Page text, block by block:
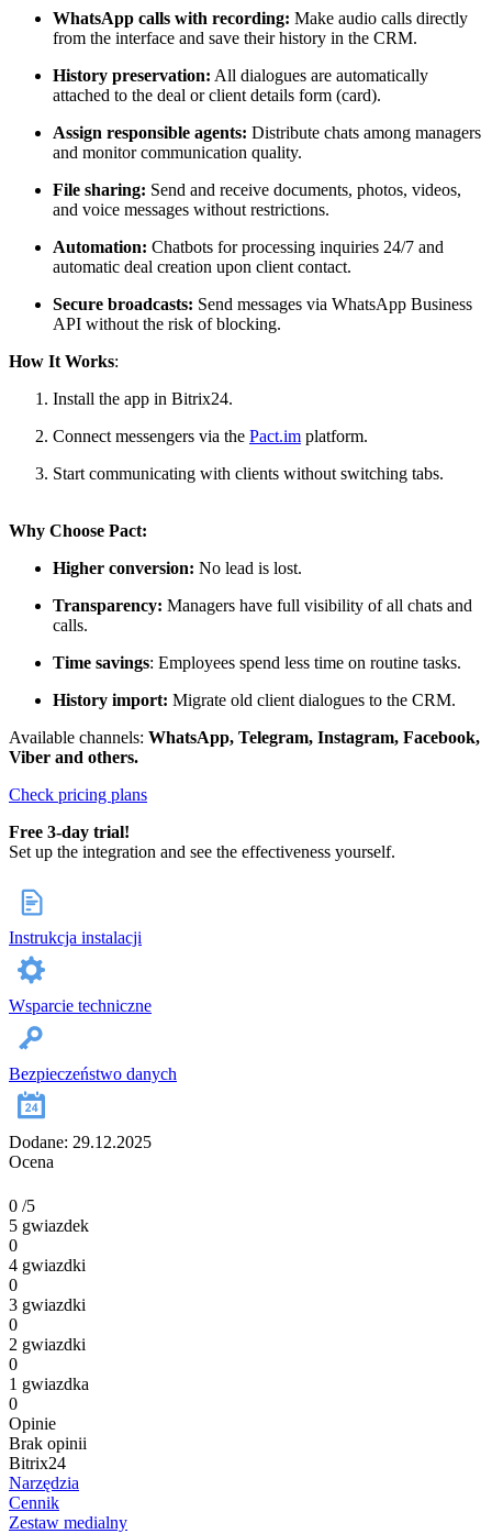
WhatsApp calls with recording: Make audio calls directly
from the interface and save their history in the CRM.
History preservation: All dialogues are automatically
attached to the deal or client details form (card).
Assign responsible agents: Distribute chats among managers
and monitor communication quality.
File sharing: Send and receive documents, photos, videos,
and voice messages without restrictions.
Automation: Chatbots for processing inquiries 24/7 and
automatic deal creation upon client contact.
Secure broadcasts: Send messages via WhatsApp Business
API without the risk of blocking.
How It Works:
Install the app in Bitrix24.
Connect messengers via the Pact.im platform.
Start communicating with clients without switching tabs.
Why Choose Pact:
Higher conversion: No lead is lost.
Transparency: Managers have full visibility of all chats and
calls.
Time savings: Employees spend less time on routine tasks.
History import: Migrate old client dialogues to the CRM.
Available channels: WhatsApp, Telegram, Instagram, Facebook,
Viber and others.
Check pricing plans
Free 3-day trial!
Set up the integration and see the effectiveness yourself.
Instrukcja instalacji
Wsparcie techniczne
Bezpieczeństwo danych
Dodane: 29.12.2025
Ocena
0 /5
5 gwiazdek
0
4 gwiazdki
0
3 gwiazdki
0
2 gwiazdki
0
1 gwiazdka
0
Opinie
Brak opinii
Bitrix24
Narzędzia
Cennik
Zestaw medialny